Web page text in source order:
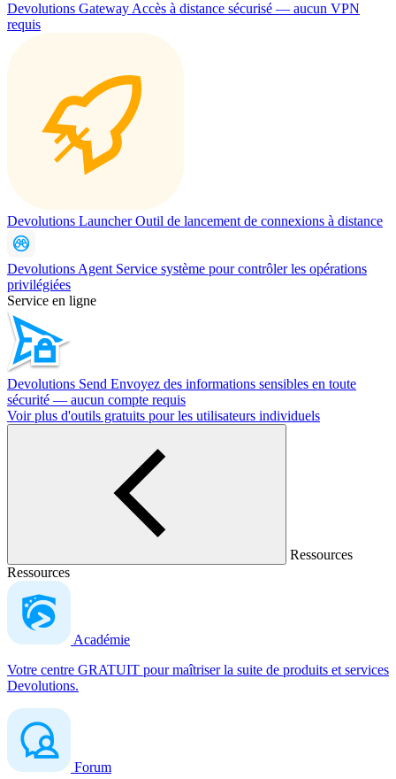
Devolutions Gateway Accès à distance sécurisé — aucun VPN
requis
Devolutions LauncherOutil de lancement de connexions à distance
Devolutions Agent Service système pour contrôler les opérations
privilégiées
Service en ligne
Devolutions Send Envoyez des informations sensibles en toute
sécurité — aucun compte requis
Voir plus d'outils gratuits pour les utilisateurs individuels
Ressources
Ressources
Académie
Votre centre GRATUIT pour maîtriser la suite de produits et services
Devolutions.
Forum